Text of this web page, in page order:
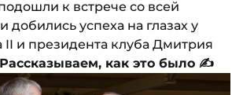
к встрече со всей
добились успеха на глазах у
II и президента клуба Дмитрия
Рассказываем, как это было ✍️